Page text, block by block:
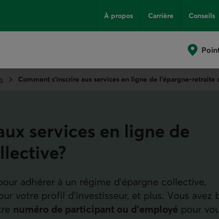
À propos Carrière Conseils
Comment s’inscrire aux services en ligne de l’épargne-retraite
services en ligne de
adhérer à un régime d’épargne collective,
votre profil d’investisseur, et plus. Vous avez
numéro de participant ou d’employé pour